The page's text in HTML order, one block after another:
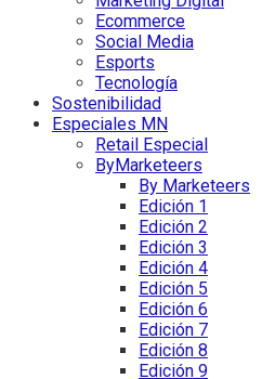
Ecommerce
Social Media
Esports
Tecnología
Sostenibilidad
Especiales MN
Retail Especial
ByMarketeers
By Marketeers
Edición 1
Edición 2
Edición 3
Edición 4
Edición 5
Edición 6
Edición 7
Edición 8
Edición 9